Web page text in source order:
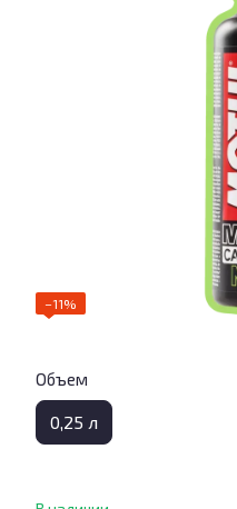
−11%
Объем
0,25 л